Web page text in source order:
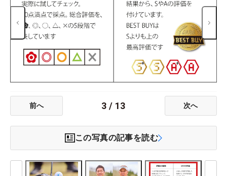
前へ 3 / 13 次へ
この写真の記事を読む